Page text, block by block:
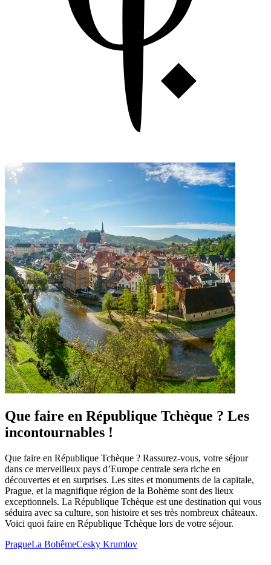
Que faire en République Tchèque ? Les
incontournables !
Que faire en République Tchèque ? Rassurez-vous, votre séjour
dans ce merveilleux pays d’Europe centrale sera riche en
découvertes et en surprises. Les sites et monuments de la capitale,
Prague, et la magnifique région de la Bohème sont des lieux
exceptionnels. La République Tchèque est une destination qui vous
séduira avec sa culture, son histoire et ses très nombreux châteaux.
Voici quoi faire en République Tchèque lors de votre séjour.
PragueLa BohêmeCesky Krumlov